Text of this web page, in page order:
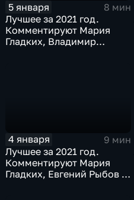
5 января
8 мин
Лучшее за 2021 год.
Комментируют Мария
Гладких, Владимир
4 января
9 мин
Лучшее за 2021 год.
Комментируют Мария
Гладких, Евгений Рыбов и